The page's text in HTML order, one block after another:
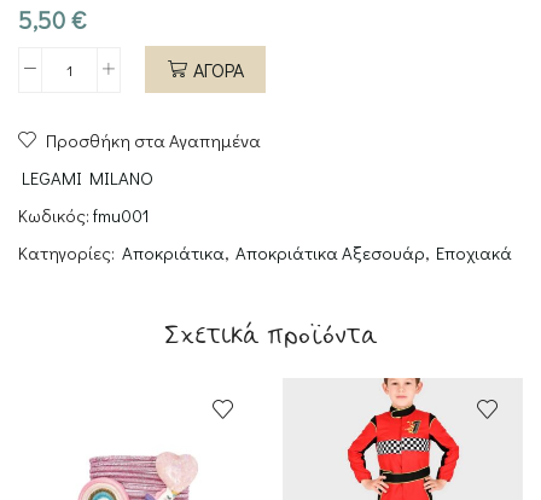
5,50€
Legami
Pack
of
6
Fake
Stickers,
ΑΓΟΡΑ
Προσθήκη στα Αγαπημένα
LEGAMI MILANO
Κωδικός: fmu001
Κατηγορίες: Αποκριάτικα, Αποκριάτικα Αξεσουάρ, Εποχιακά
Σχετικά προϊόντα